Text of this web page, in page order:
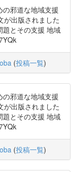
邪道な地域支援
が出版されました
題とその支援 地域
(投稿一覧)
邪道な地域支援
が出版されました
題とその支援 地域
(投稿一覧)